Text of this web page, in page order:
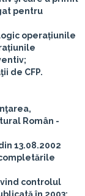
pentru
operațiunile
de CFP.
Român -
13.08.2002
controlul